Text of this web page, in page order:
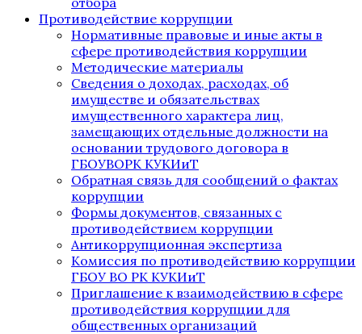
Противодействие коррупции
Нормативные правовые и иные акты в
сфере противодействия коррупции
Методические материалы
Сведения о доходах, расходах, об
имуществе и обязательствах
имущественного характера лиц,
замещающих отдельные должности на
основании трудового договора в
ГБОУВОРК КУКИиТ
Обратная связь для сообщений о фактах
коррупции
Формы документов, связанных с
противодействием коррупции
Антикоррупционная экспертиза
Комиссия по противодействию коррупции
ГБОУ ВО РК КУКИиТ
Приглашение к взаимодействию в сфере
противодействия коррупции для
общественных организаций